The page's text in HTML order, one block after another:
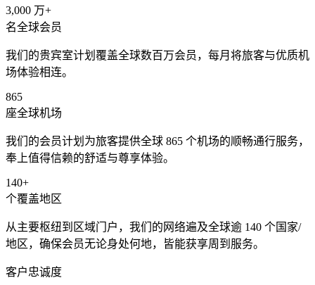
3,000 万+
名全球会员
我们的贵宾室计划覆盖全球数百万会员，每月将旅客与优质机
场体验相连。
865
座全球机场
我们的会员计划为旅客提供全球 865 个机场的顺畅通行服务，
奉上值得信赖的舒适与尊享体验。
140+
个覆盖地区
从主要枢纽到区域门户，我们的网络遍及全球逾 140 个国家/
地区，确保会员无论身处何地，皆能获享周到服务。
客户忠诚度